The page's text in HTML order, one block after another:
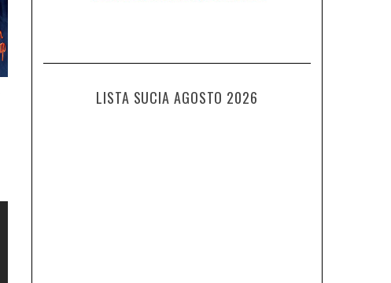
LISTA SUCIA AGOSTO 2026